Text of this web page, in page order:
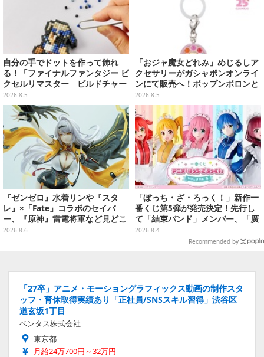
自分の手でドットを作って飾れ
る！「ファイナルファンタジー ピ
クセルリマスター ビルドチャー
ムコレクション Vol.3」が予約
開始
2026.8.5
「おジャ魔女どれみ」めじるしア
クセサリーがガシャポンオンライ
ンにて販売へ！ポップンポロンと
魔法玉の2連チャームなど全9種
2026.8.5
『ゼンゼロ』水着リンや『スタ
レ』×「Fate」コラボのセイバ
ー、『原神』雷電将軍など見どこ
ろ満載！「ワンフェス」に出展の
2026.8.6
「ぼっち・ざ・ろっく！」新作一
番くじ第5弾が発売決定！先行し
て「結束バンド」メンバー、「廣
井きくり」のメイド衣装フィギュ
2026.8.4
Recommended by
「27卒」アニメ・モーショングラフィックス動画の制作スタ
ッフ・育休取得実績あり「正社員/SNSスキル習得」渋谷区
道玄坂1丁目
ベンタス株式会社
東京都
月給24万700円～32万円